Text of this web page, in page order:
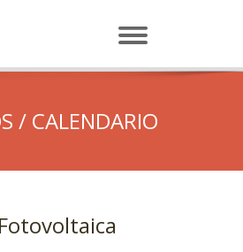
/ CALENDARIO